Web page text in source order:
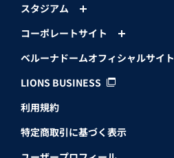
スタジアム
コーポレートサイト
ベルーナドームオフィシャルサイト
LIONS BUSINESS
利用規約
特定商取引に基づく表示